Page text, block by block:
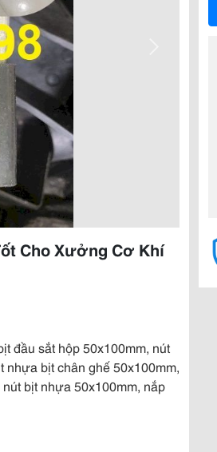
Cho Xưởng Cơ Khí
đầu sắt hộp 50x100mm, nút
nhựa bịt chân ghế 50x100mm,
bịt nhựa 50x100mm, nắp